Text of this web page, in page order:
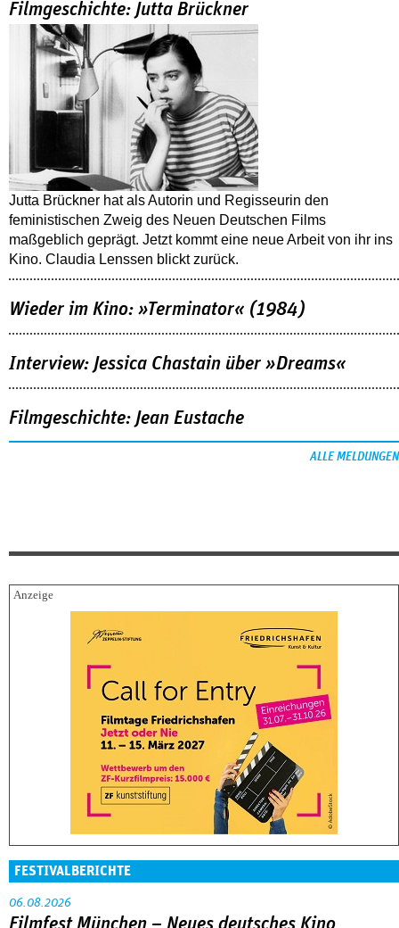
Filmgeschichte: Jutta Brückner
Jutta Brückner hat als Autorin und Regisseurin den
feministischen Zweig des Neuen Deutschen Films
maßgeblich geprägt. Jetzt kommt eine neue Arbeit von ihr ins
Kino. Claudia Lenssen blickt zurück.
Wieder im Kino: »Terminator« (1984)
Interview: Jessica Chastain über »Dreams«
Filmgeschichte: Jean Eustache
ALLE MELDUNGEN
FESTIVALBERICHTE
06.08.2026